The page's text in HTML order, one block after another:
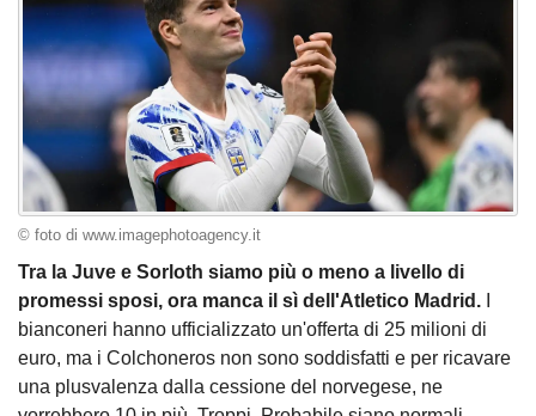
© foto di www.imagephotoagency.it
Tra la Juve e Sorloth siamo più o meno a livello di
promessi sposi, ora manca il sì dell'Atletico Madrid.
bianconeri hanno ufficializzato un'offerta di 25 milioni di
euro, ma i Colchoneros non sono soddisfatti e per ricavare
una plusvalenza dalla cessione del norvegese, ne